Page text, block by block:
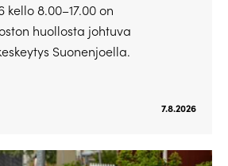
kello 8.00–17.00 on
huollosta johtuva
Suonenjoella.
7.8.2026